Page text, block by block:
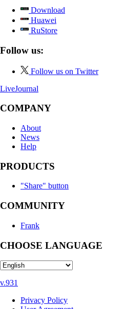
Download
Huawei
RuStore
Follow us:
Follow us on Twitter
LiveJournal
COMPANY
About
News
Help
PRODUCTS
"Share" button
COMMUNITY
Frank
CHOOSE LANGUAGE
v.931
Privacy Policy